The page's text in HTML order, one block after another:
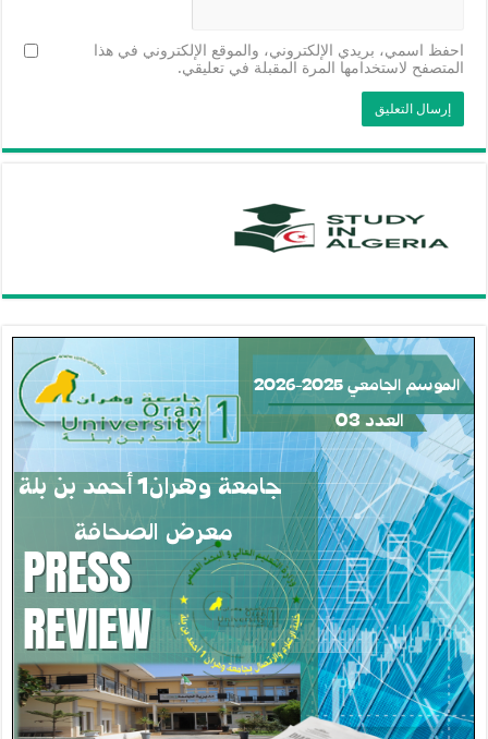
احفظ اسمي، بريدي الإلكتروني، والموقع الإلكتروني في هذا
المتصفح لاستخدامها المرة المقبلة في تعليقي.